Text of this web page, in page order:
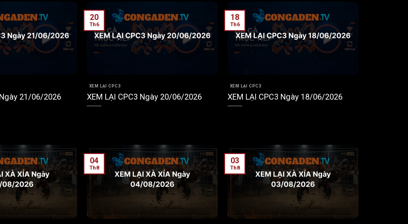
21/06/2026
XEM LẠI CPC3
XEM LẠI CPC3 Ngày 20/06/2026
20
Th6
XEM LẠI CPC3
XEM LẠI CPC3 Ngày 18/06/2026
18
Th6
04
Th8
03
Th8